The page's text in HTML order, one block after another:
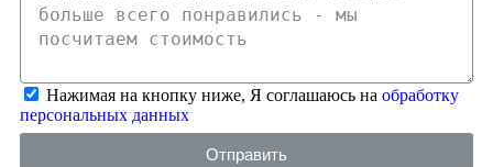
Нажимая на кнопку ниже, Я соглашаюсь на обработку
персональных данных
Отправить